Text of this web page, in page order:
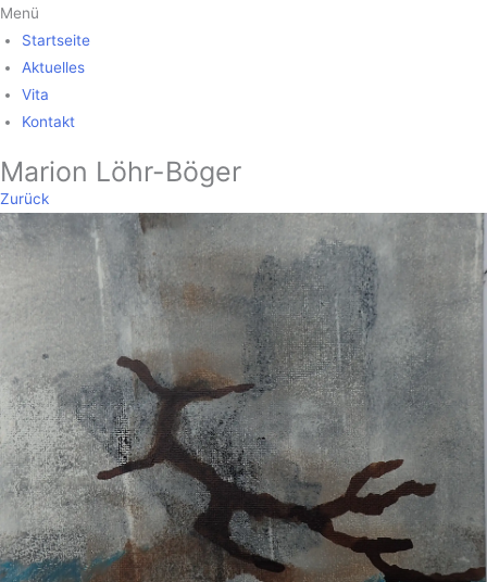
Zum
Inhalt
springen
Menü
Startseite
Aktuelles
Vita
Kontakt
Marion Löhr-Böger
Zurück